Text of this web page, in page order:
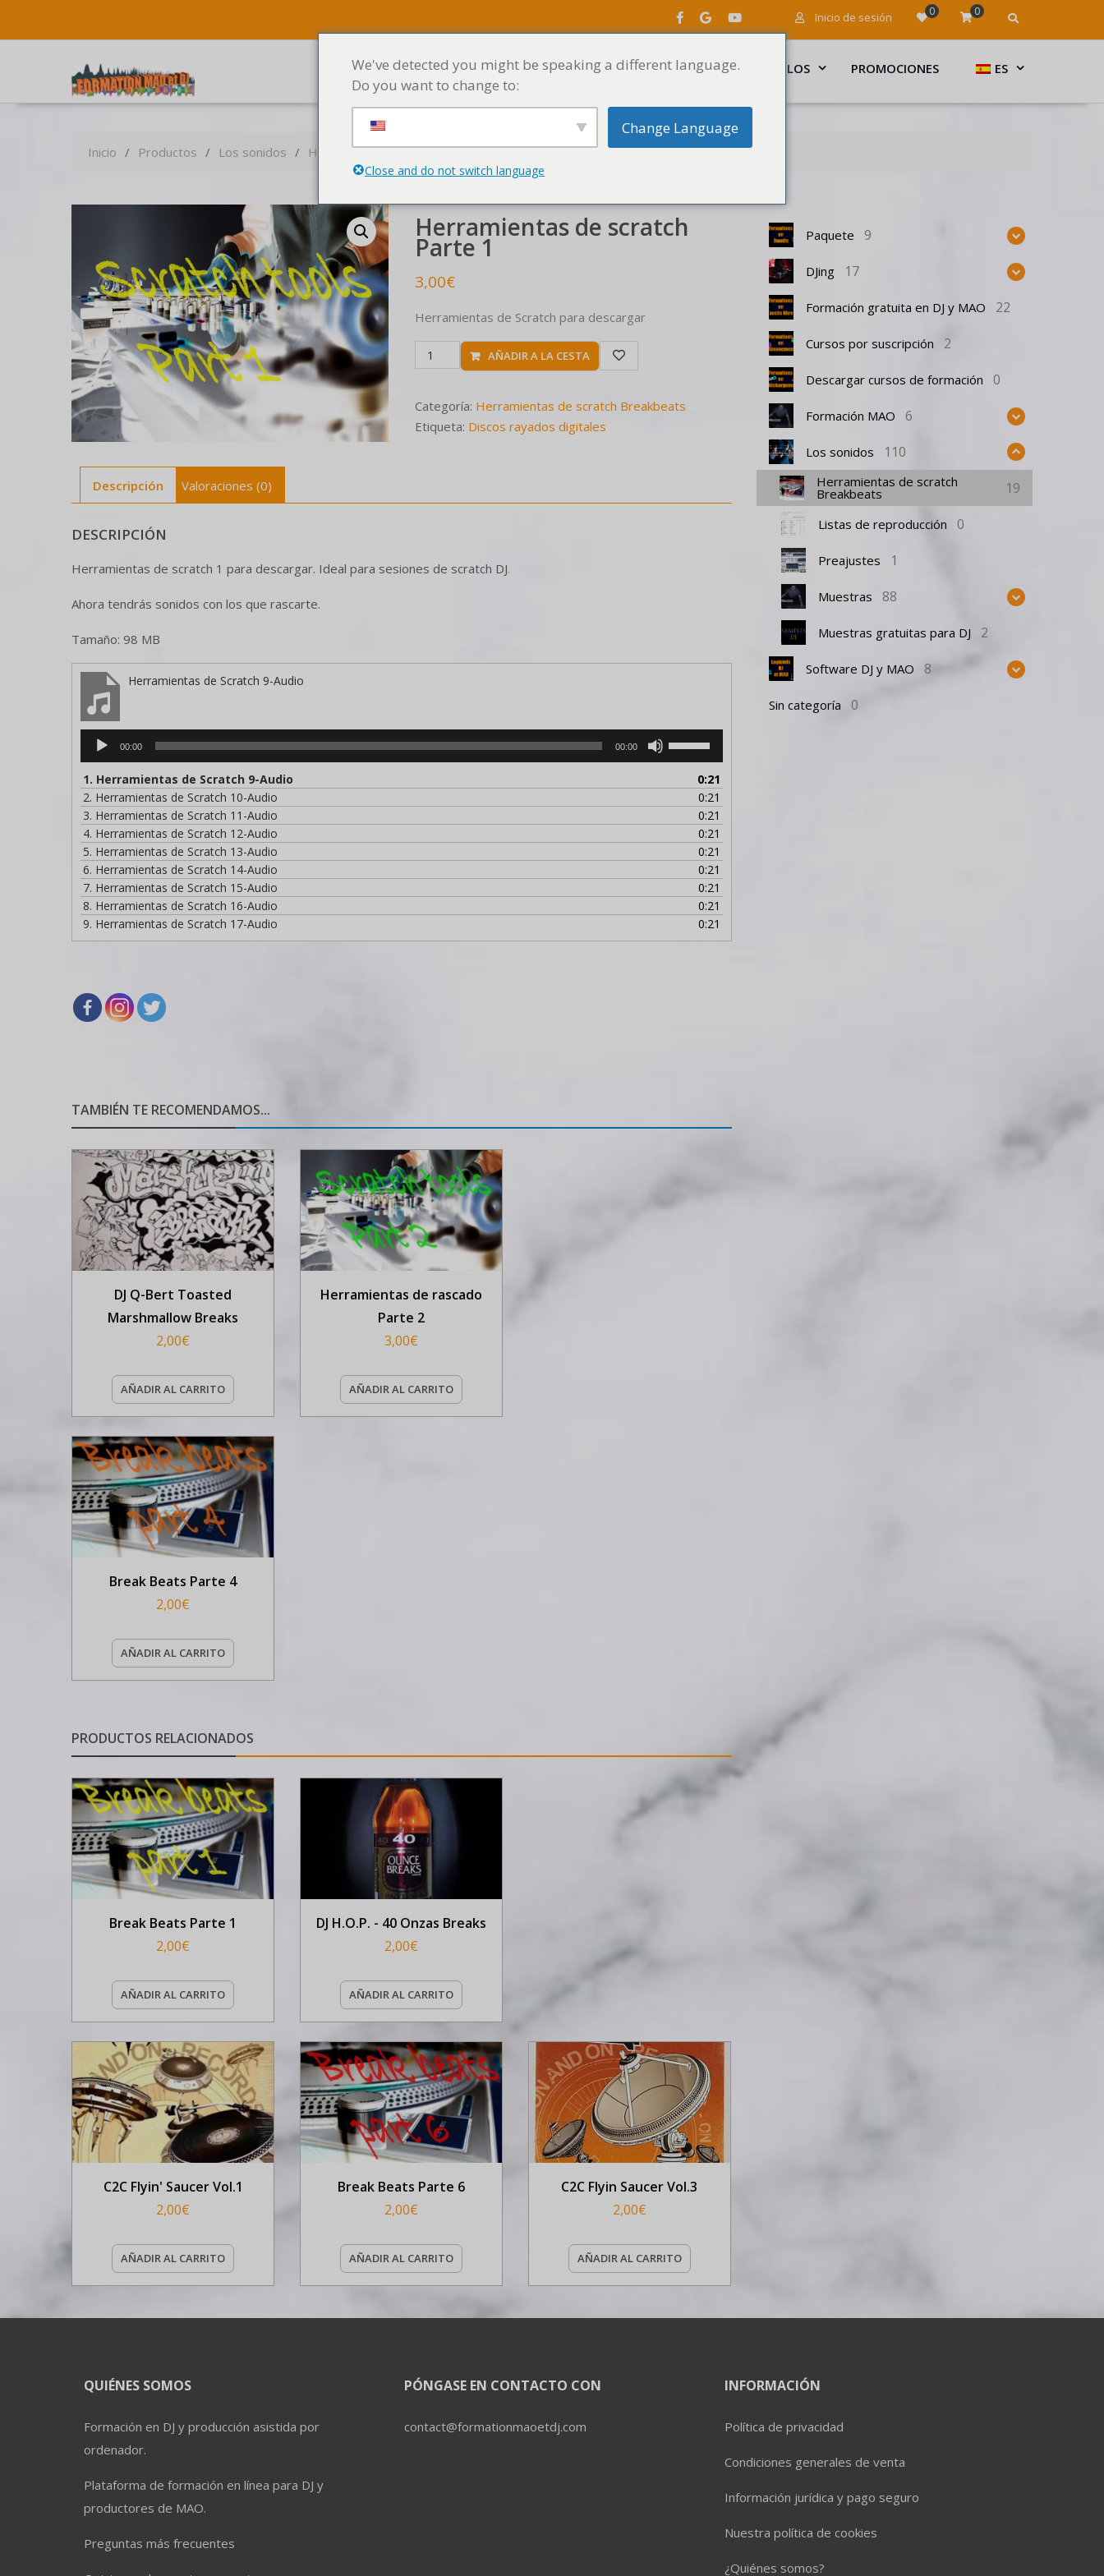
Inicio de sesión 0 0
INICIO MENÚ ARTÍCULOS PROMOCIONES ES
Inicio Productos Los sonidos Herramientas de scratch Breakbeats Herramientas de scratch Parte 1
Herramientas de scratch
Parte 1
3,00€
Herramientas de Scratch para descargar
AÑADIR A LA CESTA
Categoría: Herramientas de scratch Breakbeats
Etiqueta: Discos rayados digitales
Descripción Valoraciones (0)
DESCRIPCIÓN
Herramientas de scratch 1 para descargar. Ideal para sesiones de scratch DJ.
Ahora tendrás sonidos con los que rascarte.
Tamaño: 98 MB
Herramientas de Scratch 9-Audio
Reproductor
00:00 00:00
las
de
flecha
arriba/abajo
para
aumentar
disminuir
volumen.
1. Herramientas de Scratch 9-Audio
0:21
2. Herramientas de Scratch 10-Audio
0:21
3. Herramientas de Scratch 11-Audio
0:21
4. Herramientas de Scratch 12-Audio
0:21
5. Herramientas de Scratch 13-Audio
0:21
6. Herramientas de Scratch 14-Audio
0:21
7. Herramientas de Scratch 15-Audio
0:21
8. Herramientas de Scratch 16-Audio
0:21
9. Herramientas de Scratch 17-Audio 0:21
TAMBIÉN TE RECOMENDAMOS...
DJ Q-Bert Toasted
Marshmallow Breaks
2,00€
AÑADIR AL CARRITO
Herramientas de rascado
Parte 2
3,00€
AÑADIR AL CARRITO
Break Beats Parte 4
2,00€
AÑADIR AL CARRITO
PRODUCTOS RELACIONADOS
Break Beats Parte 1
2,00€
AÑADIR AL CARRITO
DJ H.O.P. - 40 Onzas Breaks
2,00€
AÑADIR AL CARRITO
C2C Flyin' Saucer Vol.1
2,00€
AÑADIR AL CARRITO
Break Beats Parte 6
2,00€
AÑADIR AL CARRITO
C2C Flyin Saucer Vol.3
2,00€
AÑADIR AL CARRITO
Paquete 9
DJing 17
Formación gratuita en DJ y MAO 22
Cursos por suscripción 2
Descargar cursos de formación 0
Formación MAO 6
Los sonidos 110
Herramientas de scratch
Breakbeats 19
Listas de reproducción 0
Preajustes 1
Muestras 88
Muestras gratuitas para DJ 2
Software DJ y MAO 8
Sin categoría 0
QUIÉNES SOMOS
Formación en DJ y producción asistida por
ordenador.
Plataforma de formación en línea para DJ y
productores de MAO.
Preguntas más frecuentes
PÓNGASE EN CONTACTO CON
contact@formationmaoetdj.com
INFORMACIÓN
Política de privacidad
Condiciones generales de venta
Información jurídica y pago seguro
Nuestra política de cookies
¿Quiénes somos?
We've detected you might be speaking a different language.
Do you want to change to:
Change Language
Close and do not switch language